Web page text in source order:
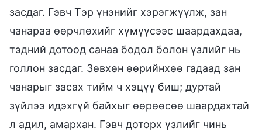
засдаг. Гэвч Тэр үнэнийг хэрэгжүүлж, зан
чанараа өөрчлөхийг хүмүүсээс шаардахдаа,
тэдний дотоод санаа бодол болон үзлийг нь
голлон засдаг. Зөвхөн өөрийнхөө гадаад зан
чанарыг засах тийм ч хэцүү биш; дуртай
зүйлээ идэхгүй байхыг өөрөөсөө шаардахтай
л адил, амархан. Гэвч доторх үзлийг чинь